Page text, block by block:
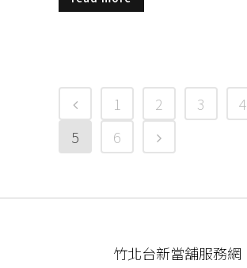
1 2 3
4
5
6
竹北台新當舖服務網